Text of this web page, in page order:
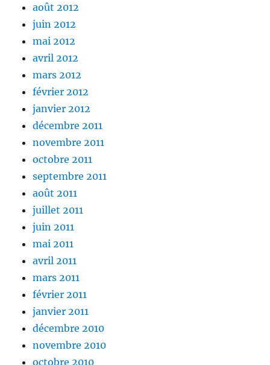
août 2012
juin 2012
mai 2012
avril 2012
mars 2012
février 2012
janvier 2012
décembre 2011
novembre 2011
octobre 2011
septembre 2011
août 2011
juillet 2011
juin 2011
mai 2011
avril 2011
mars 2011
février 2011
janvier 2011
décembre 2010
novembre 2010
octobre 2010